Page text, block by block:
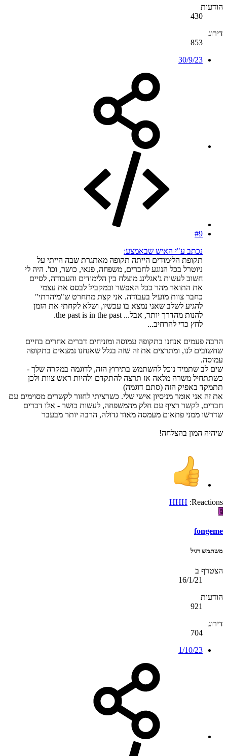
הודעות
430
דירוג
853
30/9/23
#9
נכתב ע"י האיש שבאמצע:
תקופת הלימודים הייתה תקופה מאתגרת שבה הייתי על
ניוטרל בכל הנוגע לחברים, משפחה, פנאי, כושר, וכו'. היה לי
חשוב לעשות ג'אגלינג מוצלח בין הלימודים והעבודה, לסיים
את התואר מהר ככל האפשר ובמקביל לבסס את עצמי
כחבר צוות מועיל בעבודה. אני קצת מתחרט ש"מיהרתי"
להגיע לשלב שאני נמצא בו עכשיו, ושלא לקחתי את הזמן
להנות מהדרך יותר, אבל... the past is in the past.
לחץ כדי להרחיב...
הרבה פעמים אנחנו בתקופה עמוסה ומזניחים דברים אחרים בחיים
שחשובים לנו, ומתרצים את זה שזה בגלל שאנחנו נמצאים בתקופה
עמוסה.
שים לב שתמיד נוכל להשתמש בתירוץ הזה, לדוגמה במקרה שלך -
כשתתחיל משרה מלאה אז תרצה להתקדם ולהיות ראש צוות ולכן
תתמקד באפיק הזה (סתם דוגמה)
את זה אני אומר מניסיון אישי שלי. כשרציתי לחזור לקשרים מסוימים עם
חברים, לקשר רציף עם חלק מהמשפחה, לעשות כושר - אלו דברים
שדרשו ממני פתאום מעמסה מאוד גדולה, הרבה יותר מבעבר
שיהיה המון בהצלחה!
Reactions:
HHH
F
fongeme
משתמש רגיל
הצטרף ב
16/1/21
הודעות
921
דירוג
704
1/10/23